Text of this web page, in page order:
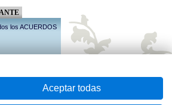
los ACUERDOS
Aceptar todas